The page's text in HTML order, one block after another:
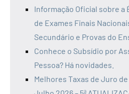
Informação Oficial sobre a
de Exames Finais
Secundário e Provas do
Conhece o Subsídio por
Pessoa? Há novidades.
Melhores Taxas de Juro